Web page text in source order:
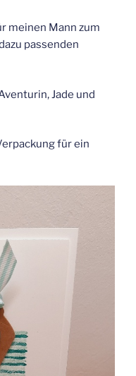
meinen Mann zum
passenden
Jade und
für ein